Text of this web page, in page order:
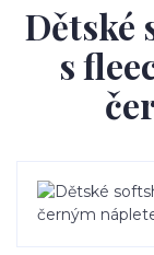
Dětské
s